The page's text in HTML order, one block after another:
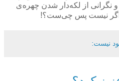
نگرانی از لكه‌دار شدن چهره‌ی
اگر نیست پس چی‌ست؟!
نیست: